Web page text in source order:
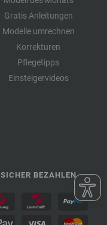
Gratis Anleitungen
Modelle umrechnen
Korrekturen
Pflegetipps
Einsteigervideos
SICHER BEZAHLEN